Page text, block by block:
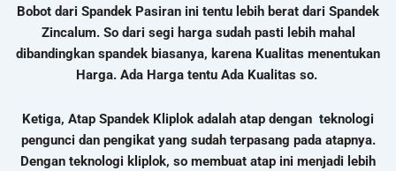
Bobot dari Spandek Pasiran ini tentu lebih berat dari Spandek
Zincalum. So dari segi harga sudah pasti lebih mahal
dibandingkan spandek biasanya, karena Kualitas menentukan
Harga. Ada Harga tentu Ada Kualitas so.
Ketiga, Atap Spandek Kliplok adalah atap dengan teknologi
pengunci dan pengikat yang sudah terpasang pada atapnya.
Dengan teknologi kliplok, so membuat atap ini menjadi lebih